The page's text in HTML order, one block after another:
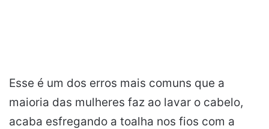
Esse é um dos erros mais comuns que a
maioria das mulheres faz ao lavar o cabelo,
acaba esfregando a toalha nos fios com a